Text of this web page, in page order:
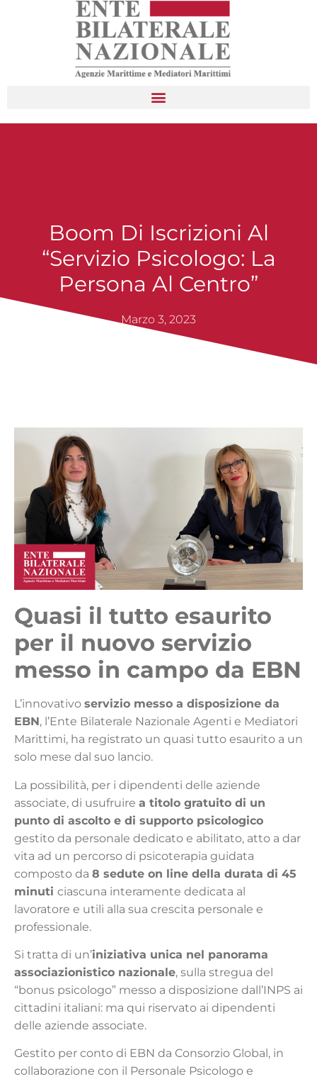
Boom Di Iscrizioni Al
“Servizio Psicologo: La
Persona Al Centro”
Marzo 3, 2023
Quasi il tutto esaurito
per il nuovo servizio
messo in campo da EBN
L’innovativo servizio messo a disposizione da
EBN, l’Ente Bilaterale Nazionale Agenti e Mediatori
Marittimi, ha registrato un quasi tutto esaurito a un
solo mese dal suo lancio.
La possibilità, per i dipendenti delle aziende
associate, di usufruire a titolo gratuito di un
punto di ascolto e di supporto psicologico
gestito da personale dedicato e abilitato, atto a dar
vita ad un percorso di psicoterapia guidata
composto da 8 sedute on line della durata di 45
minuti ciascuna interamente dedicata al
lavoratore e utili alla sua crescita personale e
professionale.
Si tratta di un’iniziativa unica nel panorama
associazionistico nazionale, sulla stregua del
“bonus psicologo” messo a disposizione dall’INPS ai
cittadini italiani: ma qui riservato ai dipendenti
delle aziende associate.
Gestito per conto di EBN da Consorzio Global, in
collaborazione con il Personale Psicologo e